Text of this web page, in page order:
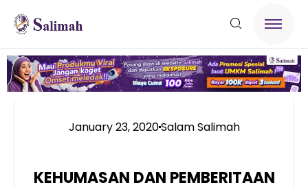
January 23, 2020Salam Salimah
KEHUMASAN DAN PEMBERITAAN